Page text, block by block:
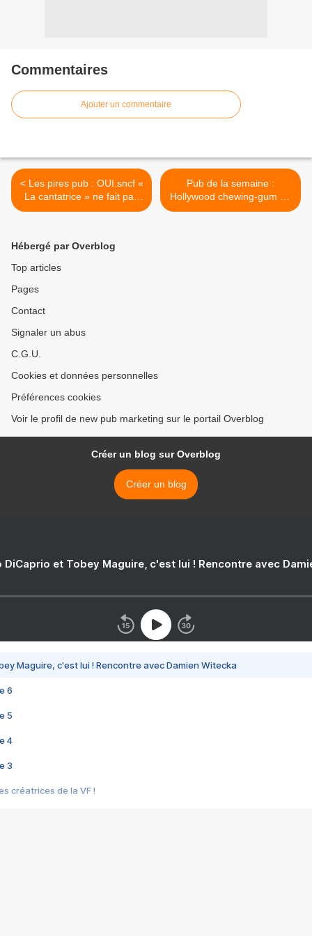
Commentaires
Ajouter un commentaire
< Les pires pub : OUI.sncf «
La cantatrice » ne fait pas
l'unanimité !
Pub de la semaine :
Hollywood chewing-gum au
sommet de la simplicité ! >
Hébergé par Overblog
Top articles
Pages
Contact
Signaler un abus
C.G.U.
Cookies et données personnelles
Préférences cookies
Voir le profil de new pub marketing sur le portail Overblog
Créer un blog sur Overblog
Créer un blog
DiCaprio et Tobey Maguire, c'est lui ! Rencontre avec
Maguire, c'est lui ! Rencontre avec Damien Witecka
6
5
4
3
créatrices de la VF !